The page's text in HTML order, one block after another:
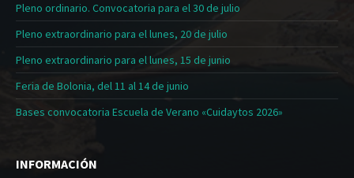
Pleno ordinario. Convocatoria para el 30 de julio
Pleno extraordinario para el lunes, 20 de julio
Pleno extraordinario para el lunes, 15 de junio
Feria de Bolonia, del 11 al 14 de junio
Bases convocatoria Escuela de Verano «Cuidaytos 2026»
INFORMACIÓN